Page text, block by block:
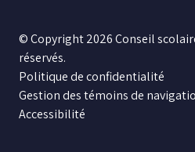
© Copyright 2026 Conseil
réservés.
Politique de confidentialité
Gestion des témoins de
Accessibilité